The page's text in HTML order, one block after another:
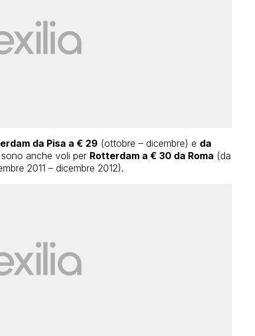
da Pisa a € 29 (ottobre – dicembre) e da
anche voli per Rotterdam a € 30 da Roma (da
2011 – dicembre 2012).